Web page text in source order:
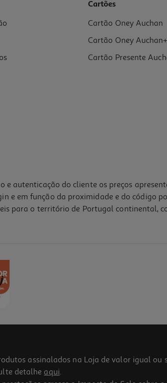
Cartões
Cartão Oney Auchan
Cartão Oney Auchan+
Cartão Presente
autenticação do cliente os preços
e em função da proximidade e do código
para o território de Portugal continental,
assinalados na Loja de valor igual ou
detalhe aqui.